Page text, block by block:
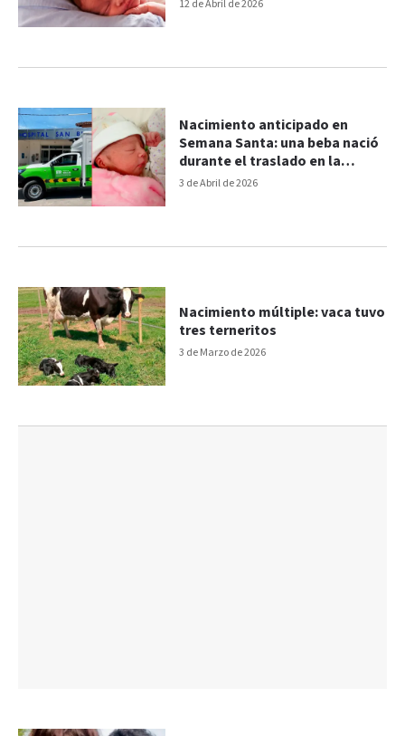
12 de Abril de 2026
3 de Abril de 2026
Nacimiento anticipado en
Semana Santa: una beba nació
durante el traslado en la
ambulancia
3 de Marzo de 2026
Nacimiento múltiple: vaca tuvo
tres terneritos